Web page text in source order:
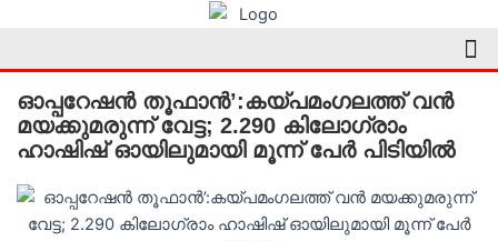
content
ഓപ്പറേഷൻ തൂഫാൻ’:കയ്പമംഗലത്ത് വൻ
മയക്കുമരുന്ന് വേട്ട; 2.290 കിലോഗ്രാം
ഹാഷിഷ് ഓയിലുമായി മൂന്ന് പേർ പിടിയിൽ